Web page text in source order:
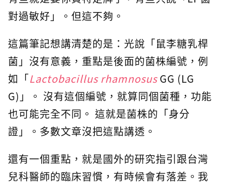
對過敏好」。但這不夠。
這篇筆記想講清楚的是：光說「鼠李糖乳桿
菌」沒有意義，重點是後面的菌株編號，例
如「Lactobacillus rhamnosusGG (LG
G)」。 沒有這個編號，就算同個菌種，功能
也可能完全不同。 這就是菌株的「身分
證」。多數文章沒把這點講透。
還有一個重點，就是國外的研究指引跟台灣
兒科醫師的臨床習慣，有時候會有落差。我